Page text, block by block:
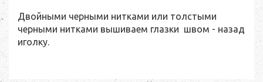
Двойными черными нитками или толстыми
черными нитками вышиваем глазки швом - назад
иголку.